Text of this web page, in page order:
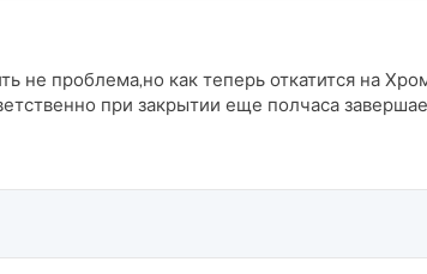
не проблема,но как теперь откатится на
при закрытии еще полчаса